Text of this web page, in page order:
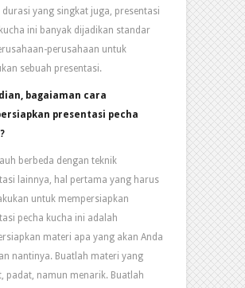
durasi yang singkat juga, presentasi
ini banyak dijadikan standar
perusahaan untuk
sebuah presentasi.
bagaiaman cara
presentasi pecha
berbeda dengan teknik
lainnya, hal pertama yang harus
untuk mempersiapkan
pecha kucha ini adalah
materi apa yang akan Anda
nantinya. Buatlah materi yang
padat, namun menarik. Buatlah